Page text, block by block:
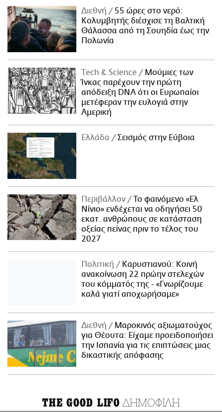
Διεθνή
55 ώρες στο νερό:
Κολυμβητής διέσχισε τη Βαλτική
Θάλασσα από τη Σουηδία έως την
Πολωνία
Τech & Science
Μούμιες των
Ίνκας παρέχουν την πρώτη
απόδειξη DNA ότι οι Ευρωπαίοι
μετέφεραν την ευλογιά στην
Αμερική
Ελλάδα Σεισμός στην Εύβοια
Περιβάλλον
Το φαινόμενο «Ελ
Νίνιο» ενδέχεται να οδηγήσει 50
εκατ. ανθρώπους σε κατάσταση
οξείας πείνας πριν το τέλος του
2027
Πολιτική
Καρυστιανού: Κοινή
ανακοίνωση 22 πρώην στελεχών
του κόμματός της - «Γνωρίζουμε
καλά γιατί αποχωρήσαμε»
Διεθνή
Μαροκινός αξιωματούχος
για Θέουτα: Είχαμε προειδοποιήσει
την Ισπανία για τις επιπτώσεις μιας
δικαστικής απόφασης
THE GOOD LIFO ΔΗΜΟΦΙΛΗ